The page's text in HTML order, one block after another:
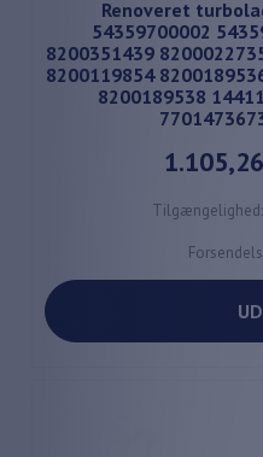
Renoveret
54359700002
8200351439
8200119854
8200189538
Tilgængelighed: